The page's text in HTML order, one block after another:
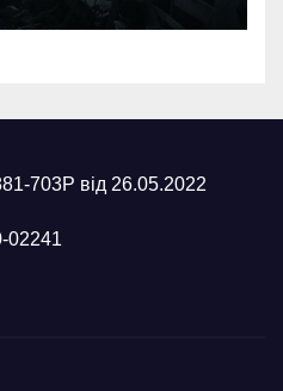
703Р від 26.05.2022
02241